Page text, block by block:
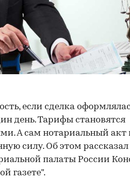
если сделка
день. Тарифы становятся
А сам нотариальный акт
силу. Об этом рассказал
палаты России
газете".